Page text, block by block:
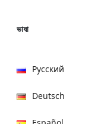
ভাষা
Русский
Deutsch